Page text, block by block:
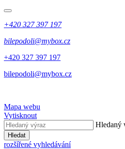
+420 327 397 197
bilepodoli@mybox.cz
+420 327 397 197
bilepodoli@mybox.cz
Mapa webu
Vytisknout
Hledaný
Hledat
rozšířené vyhledávání